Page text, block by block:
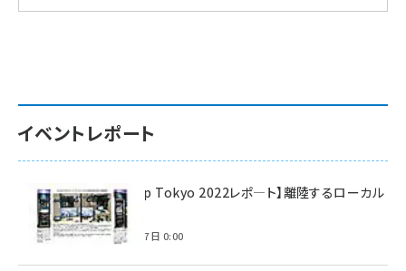
イベントレポート
【Interop Tokyo 2022レポ—ト】離陸するローカル
5G！
2022年7月7日 0:00